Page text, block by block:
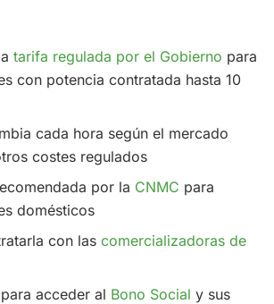
tarifa regulada por el Gobierno para
con potencia contratada hasta 10
cada hora según el mercado
costes regulados
por la CNMC para
domésticos
con lascomercializadoras de
acceder al Bono Social y sus